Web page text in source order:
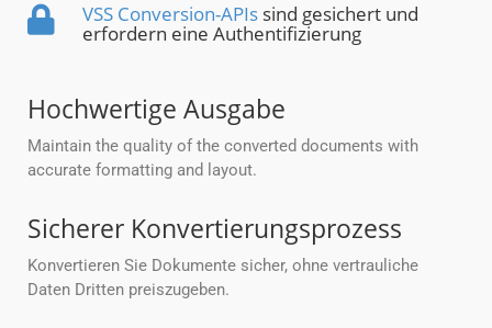
VSS Conversion-APIs sind gesichert und
erfordern eine Authentifizierung
Hochwertige Ausgabe
Maintain the quality of the converted documents with
accurate formatting and layout.
Sicherer Konvertierungsprozess
Konvertieren Sie Dokumente sicher, ohne vertrauliche
Daten Dritten preiszugeben.